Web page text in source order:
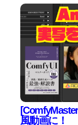
風動画に！